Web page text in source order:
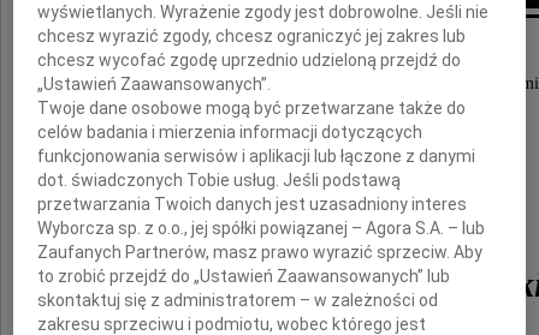
Z głębokim smutkiem przyjęliśmy wiadomość o
dr Agnieszki
wyświetlanych. Wyrażenie zgody jest dobrowolne. Jeśli nie
chcesz wyrazić zgody, chcesz ograniczyć jej zakres lub
chcesz wycofać zgodę uprzednio udzieloną przejdź do
„Ustawień Zaawansowanych”.
Twoje dane osobowe mogą być przetwarzane także do
celów badania i mierzenia informacji dotyczących
funkcjonowania serwisów i aplikacji lub łączone z danymi
dot. świadczonych Tobie usług. Jeśli podstawą
przetwarzania Twoich danych jest uzasadniony interes
Wyborcza sp. z o.o., jej spółki powiązanej – Agora S.A. – lub
Zaufanych Partnerów, masz prawo wyrazić sprzeciw. Aby
to zrobić przejdź do „Ustawień Zaawansowanych” lub
skontaktuj się z administratorem – w zależności od
zakresu sprzeciwu i podmiotu, wobec którego jest